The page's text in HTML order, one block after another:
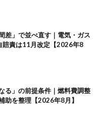
差」で並べ直す｜電気・ガス
賠責は11月改定【2026年8
る」の前提条件｜燃料費調整
助を整理【2026年8月】